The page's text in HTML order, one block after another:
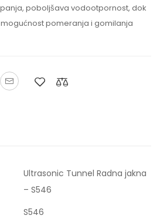
poboljšava vodootpornost, dok
pomeranja i gomilanja
Ultrasonic Tunnel Radna jakna
– S546
S546